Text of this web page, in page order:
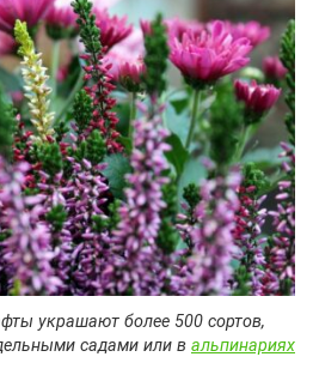
украшают более 500 сортов,
садами или в альпинариях